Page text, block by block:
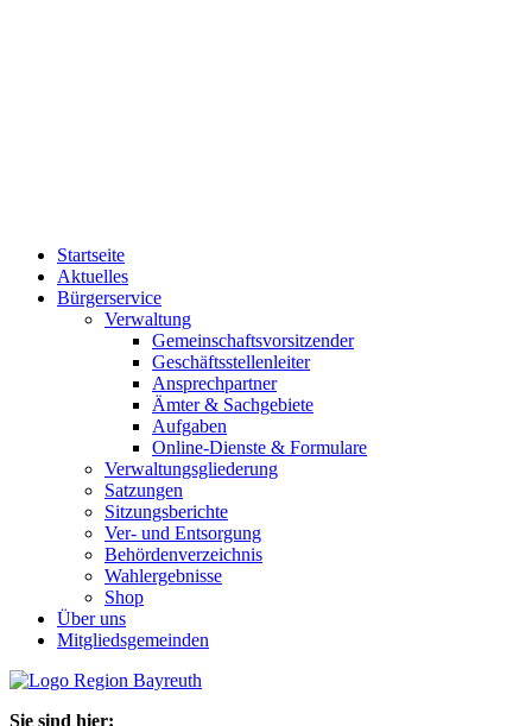
Startseite
Aktuelles
Bürgerservice
Verwaltung
Gemeinschaftsvorsitzender
Geschäftsstellenleiter
Ansprechpartner
Ämter & Sachgebiete
Aufgaben
Online-Dienste & Formulare
Verwaltungsgliederung
Satzungen
Sitzungsberichte
Ver- und Entsorgung
Behördenverzeichnis
Wahlergebnisse
Shop
Über uns
Mitgliedsgemeinden
Sie sind hier: